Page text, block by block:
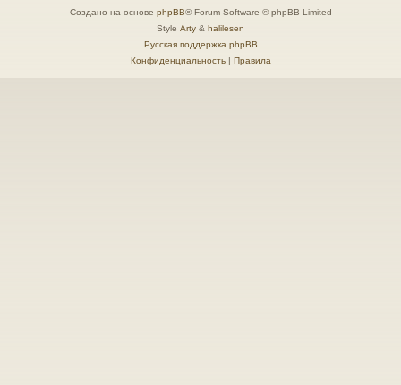
Создано на основе phpBB® Forum Software © phpBB Limited
Style Arty & halilesen
Русская поддержка phpBB
Конфиденциальность| Правила